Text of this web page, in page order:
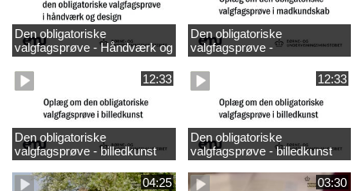
Den obligatoriske
valgfagsprøve - Håndværk og
design
Den obligatoriske
valgfagsprøve -
madkundskab
12:33
Den obligatoriske
valgfagsprøve - billedkunst
større LK
12:33
Den obligatoriske
valgfagsprøve - billedkunst
04:25 03:30